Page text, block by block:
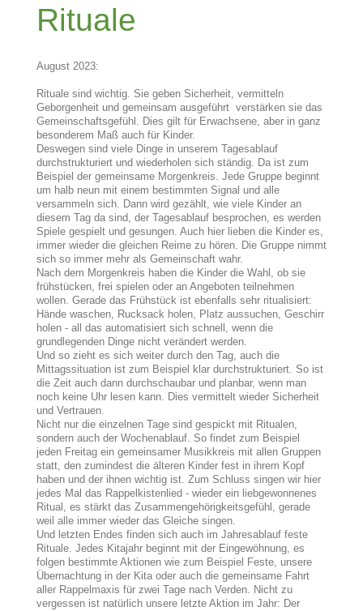
Rituale
August 2023:
Rituale sind wichtig. Sie geben Sicherheit, vermitteln
Geborgenheit und gemeinsam ausgeführt verstärken sie das
Gemeinschaftsgefühl. Dies gilt für Erwachsene, aber in ganz
besonderem Maß auch für Kinder.
Deswegen sind viele Dinge in unserem Tagesablauf
durchstrukturiert und wiederholen sich ständig. Da ist zum
Beispiel der gemeinsame Morgenkreis. Jede Gruppe beginnt
um halb neun mit einem bestimmten Signal und alle
versammeln sich. Dann wird gezählt, wie viele Kinder an
diesem Tag da sind, der Tagesablauf besprochen, es werden
Spiele gespielt und gesungen. Auch hier lieben die Kinder es,
immer wieder die gleichen Reime zu hören. Die Gruppe nimmt
sich so immer mehr als Gemeinschaft wahr.
Nach dem Morgenkreis haben die Kinder die Wahl, ob sie
frühstücken, frei spielen oder an Angeboten teilnehmen
wollen. Gerade das Frühstück ist ebenfalls sehr ritualisiert:
Hände waschen, Rucksack holen, Platz aussuchen, Geschirr
holen - all das automatisiert sich schnell, wenn die
grundlegenden Dinge nicht verändert werden.
Und so zieht es sich weiter durch den Tag, auch die
Mittagssituation ist zum Beispiel klar durchstrukturiert. So ist
die Zeit auch dann durchschaubar und planbar, wenn man
noch keine Uhr lesen kann. Dies vermittelt wieder Sicherheit
und Vertrauen.
Nicht nur die einzelnen Tage sind gespickt mit Ritualen,
sondern auch der Wochenablauf. So findet zum Beispiel
jeden Freitag ein gemeinsamer Musikkreis mit allen Gruppen
statt, den zumindest die älteren Kinder fest in ihrem Kopf
haben und der ihnen wichtig ist. Zum Schluss singen wir hier
jedes Mal das Rappelkistenlied - wieder ein liebgewonnenes
Ritual, es stärkt das Zusammengehörigkeitsgefühl, gerade
weil alle immer wieder das Gleiche singen.
Und letzten Endes finden sich auch im Jahresablauf feste
Rituale. Jedes Kitajahr beginnt mit der Eingewöhnung, es
folgen bestimmte Aktionen wie zum Beispiel Feste, unsere
Übernachtung in der Kita oder auch die gemeinsame Fahrt
aller Rappelmaxis für zwei Tage nach Verden. Nicht zu
vergessen ist natürlich unsere letzte Aktion im Jahr: Der